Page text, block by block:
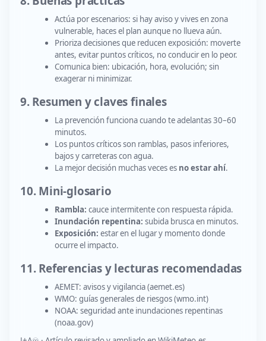
Actúa por escenarios: si hay aviso y vives en zona
vulnerable, haces el plan aunque no llueva aún.
Prioriza decisiones que reducen exposición: moverte
antes, evitar puntos críticos, no conducir en lo peor.
Comunica bien: ubicación, hora, evolución; sin
exagerar ni minimizar.
9. Resumen y claves finales
La prevención funciona cuando te adelantas 30–60
minutos.
Los puntos críticos son ramblas, pasos inferiores,
bajos y carreteras con agua.
La mejor decisión muchas veces es no estar ahí.
10. Mini-glosario
Rambla: cauce intermitente con respuesta rápida.
Inundación repentina: subida brusca en minutos.
Exposición: estar en el lugar y momento donde
ocurre el impacto.
11. Referencias y lecturas recomendadas
AEMET: avisos y vigilancia (aemet.es)
WMO: guías generales de riesgos (wmo.int)
NOAA: seguridad ante inundaciones repentinas
(noaa.gov)